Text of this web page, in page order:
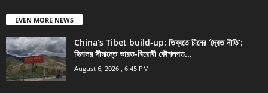
EVEN MORE NEWS
China’s Tibet build-up: তিব্বতে চীনের ‘দ্বৈত নীতি’:
হিমালয় সীমান্তে ভারত-বিরোধী কৌশলগত...
August 6, 2026 , 6:45 PM